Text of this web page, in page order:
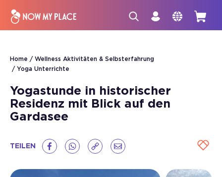
Home
Wellness Aktivitäten & Selbsterfahrung
Yoga Unterrichte
Yogastunde in historischer
Residenz mit Blick auf den
Gardasee
TEILEN